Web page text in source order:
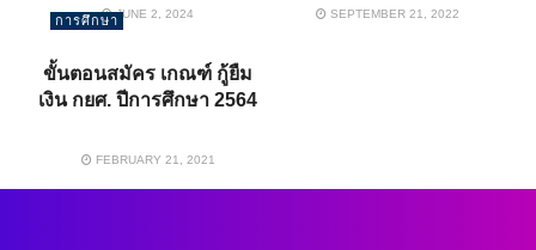
JUNE 2, 2024 SEPTEMBER 21, 2022
การศึกษา
ขั้นตอนสมัคร เกณฑ์ กู้ยืม
เงิน กยศ. ปีการศึกษา 2564
FEBRUARY 21, 2021